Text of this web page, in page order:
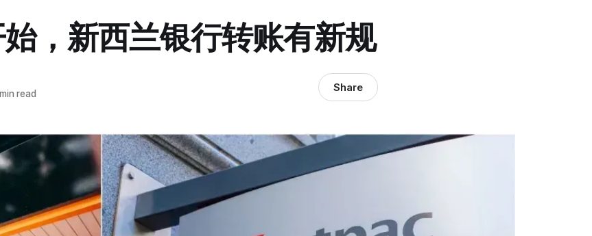
始，新西兰银行转账有新规
read Share